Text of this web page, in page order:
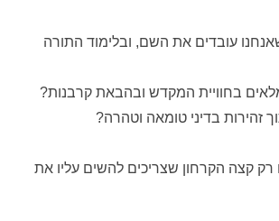
עובדים את השם, ובלימוד התורה
בחוויית המקדש ובהבאת קרבנות?
זהירות בדיני טומאה וטהרה?
קצה הקרחון שצריכים להשים עליו את